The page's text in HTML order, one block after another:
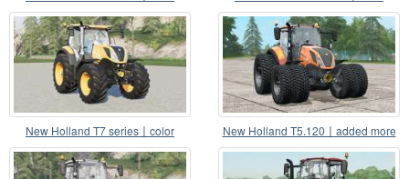
choice
choice
New Holland T7 series〡color
choice
New Holland T5.120〡added more
wheel choices